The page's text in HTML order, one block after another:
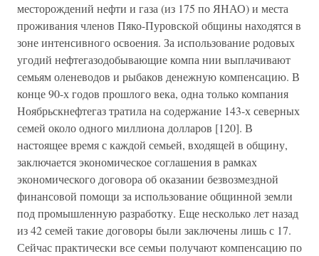
месторождений нефти и газа (из 175 по ЯНАО) и места
проживания членов Пяко-Пуровской общины находятся в
зоне интенсивного освоения. За использование родовых
угодий нефтегазодобывающие компа нии выплачивают
семьям оленеводов и рыбаков денежную компенсацию. В
конце 90-х годов прошлого века, одна только компания
Ноябрьскнефтегаз тратила на содержание 143-х северных
семей около одного миллиона долларов [120]. В
настоящее время с каждой семьей, входящей в общину,
заключается экономическое соглашения в рамках
экономического договора об оказании безвозмездной
финансовой помощи за использование общинной земли
под промышленную разработку. Еще несколько лет назад
из 42 семей такие договоры были заключены лишь с 17.
Сейчас практически все семьи получают компенсацию по